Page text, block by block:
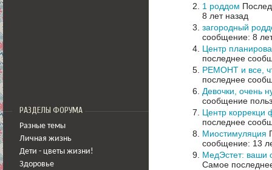
РАЗДЕЛЫ ФОРУМА
Разные темы
Личная жизнь
Дети - цветы жизни!
Здоровье
1 роддом
8 лет назад
загородный
сообщение: 8
Центр
последнее
РЕМОНТ и все,
последнее
Девочки, очень
сообщение
Центр коррекци
последнее
Миостимуляция
сообщение: 13
МедЭстет: ваши
Самое